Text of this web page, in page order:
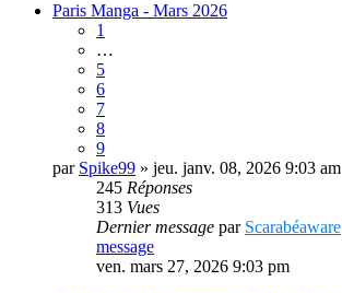
Paris Manga - Mars 2026
1
…
5
6
7
8
9
par Spike99 » jeu. janv. 08, 2026 9:03 am
245 Réponses
313 Vues
Dernier message par Scarabéaware
message
ven. mars 27, 2026 9:03 pm